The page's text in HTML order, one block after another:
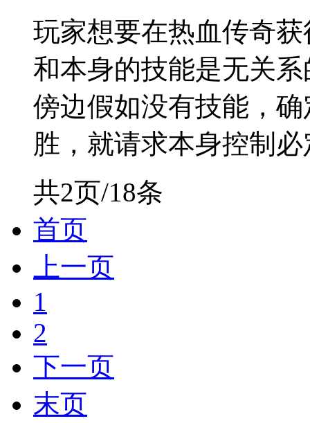
玩家想要在热血传奇
和本身的技能是无关
傍边假如没有技能，
胜，就请求本身控制必
共2页/18条
首页
上一页
1
2
下一页
末页